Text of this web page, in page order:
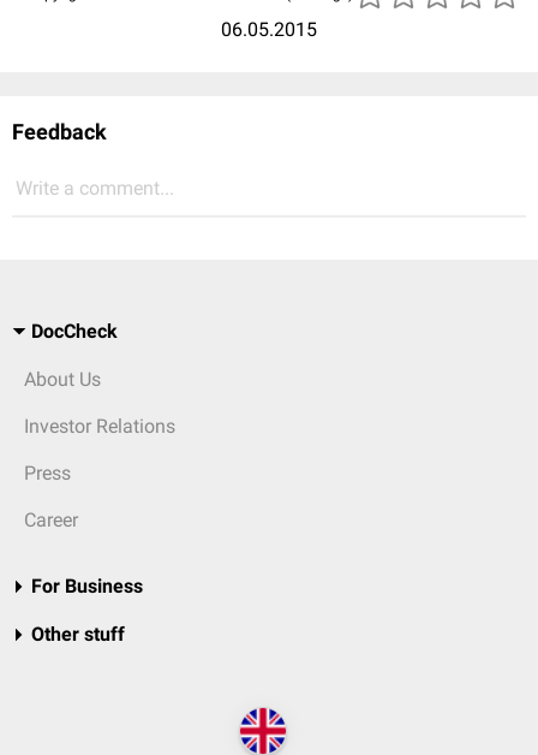
06.05.2015
Feedback
Write a comment...
DocCheck
About Us
Investor Relations
Press
Career
For Business
Other stuff